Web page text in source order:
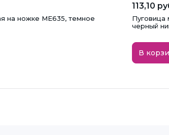
на ножке ME635, темное
113,10
Пуговица
черный
В